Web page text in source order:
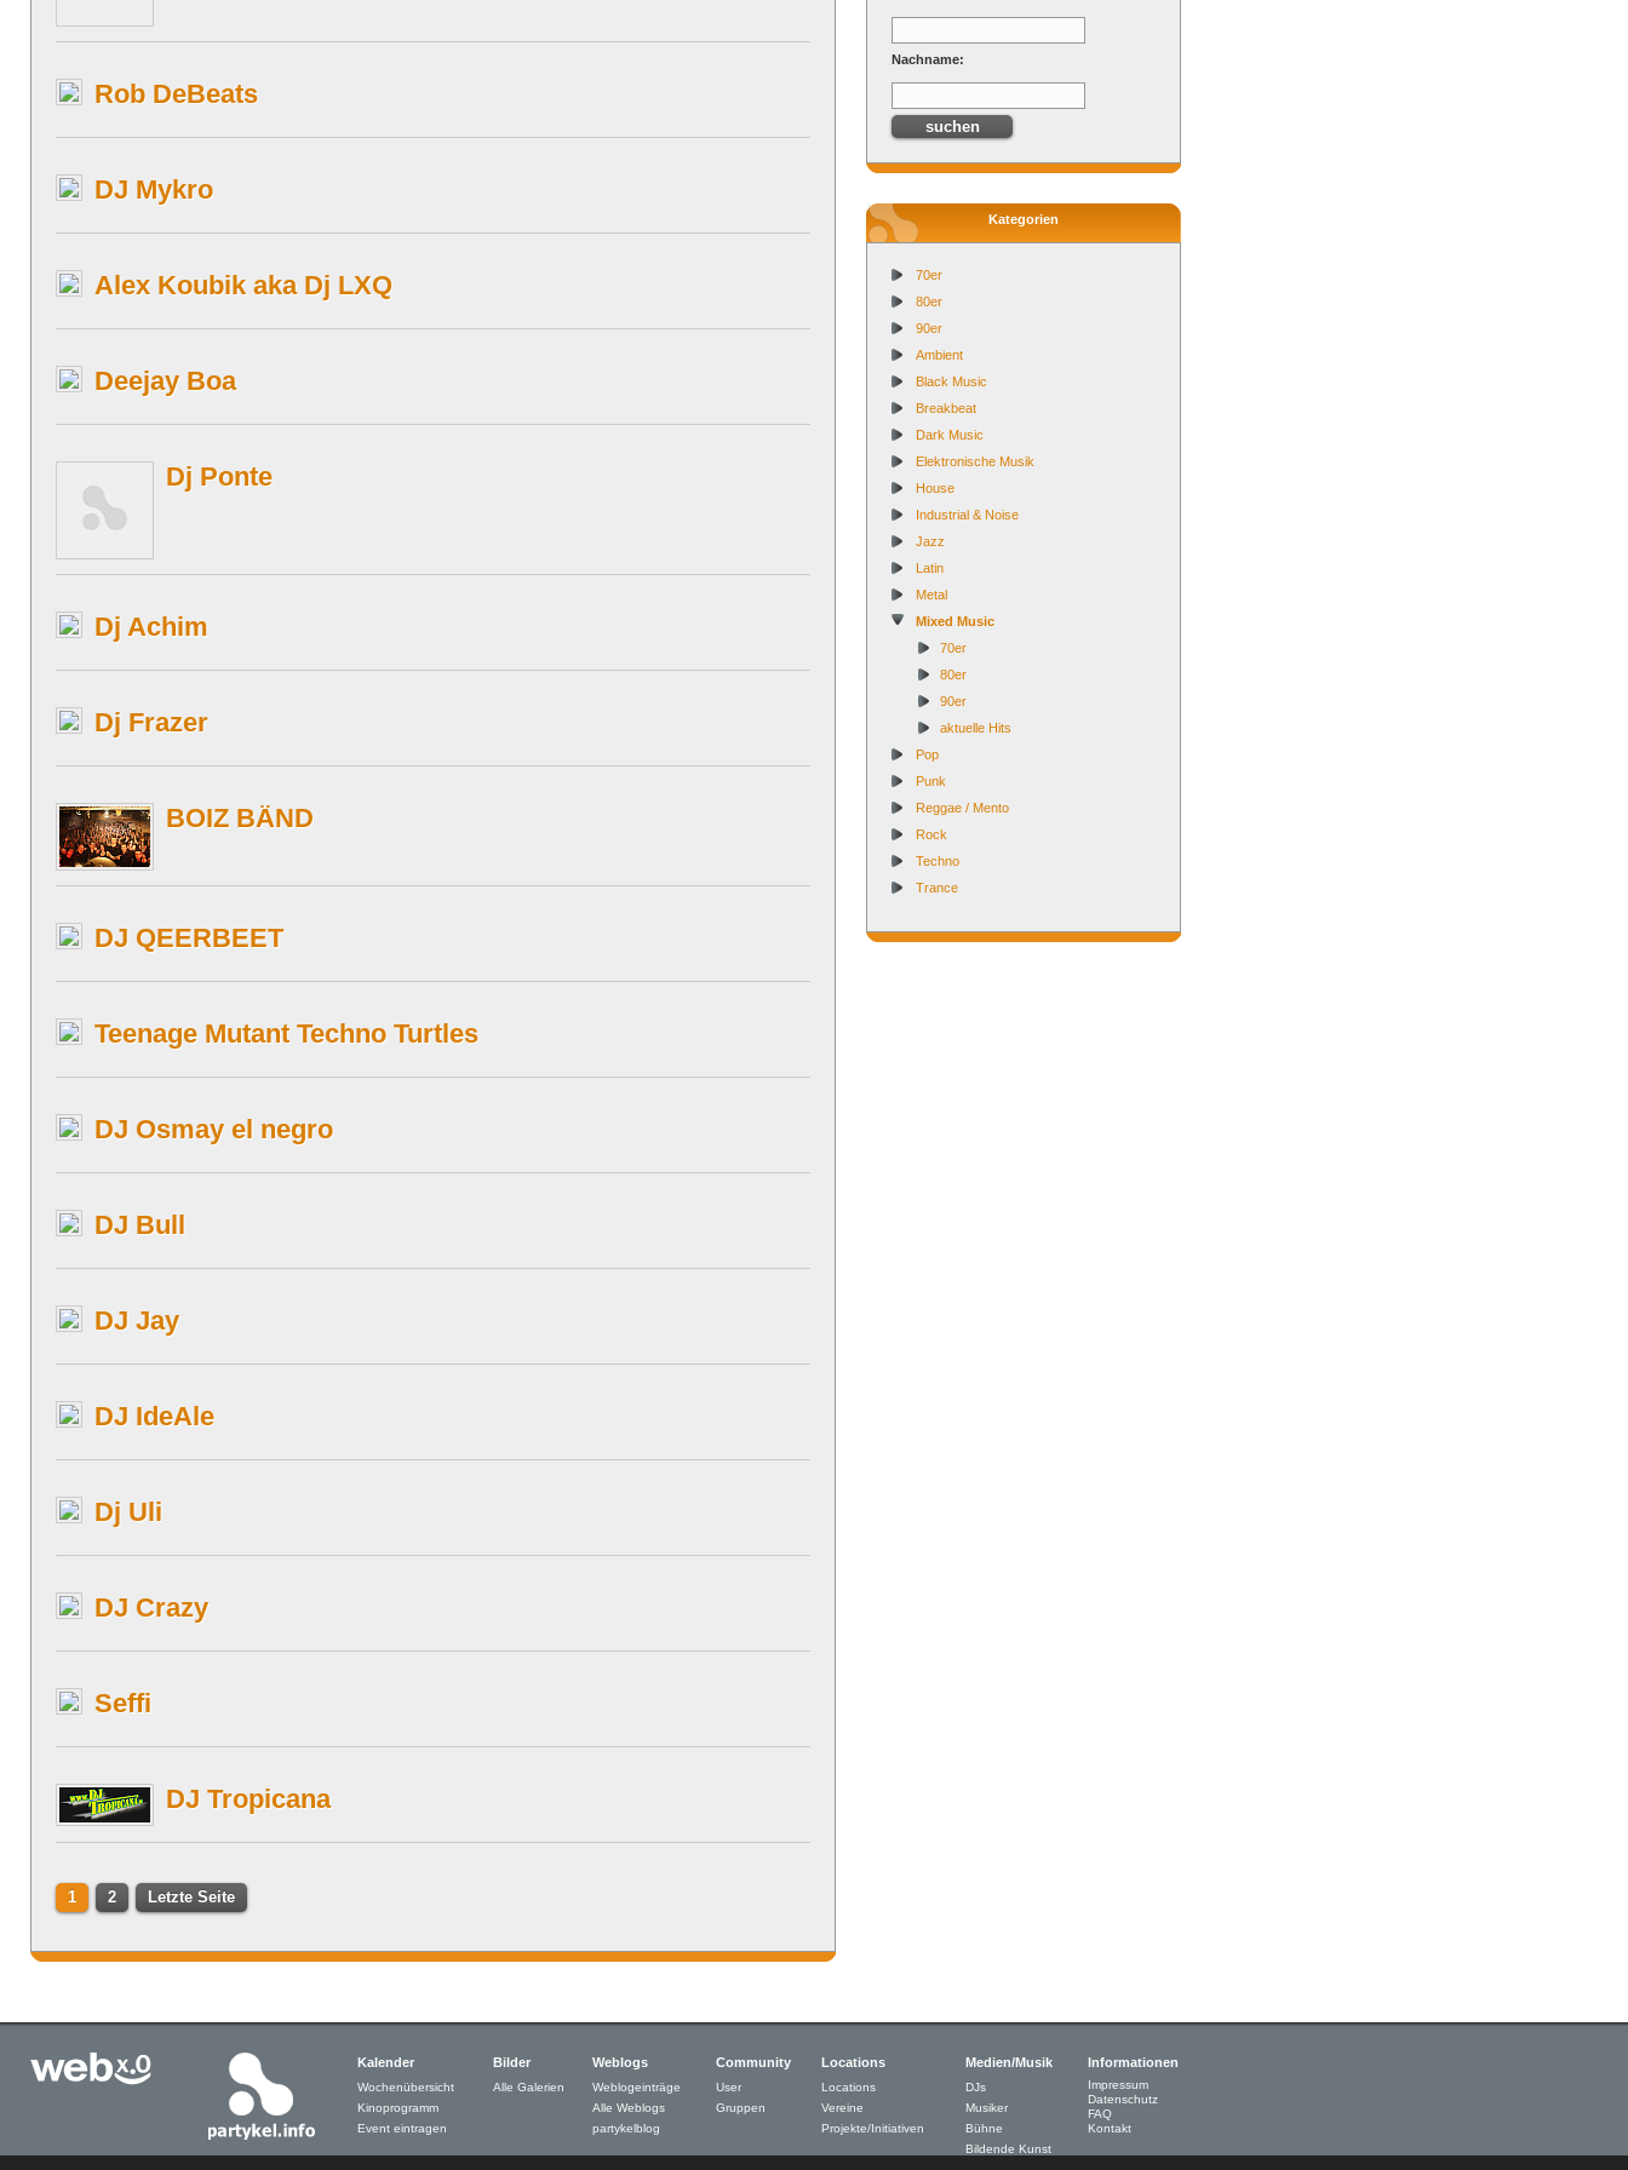
Rob DeBeats
DJ Mykro
Alex Koubik aka Dj LXQ
Deejay Boa
Dj Ponte
Dj Achim
Dj Frazer
BOIZ BÄND
DJ QEERBEET
Teenage Mutant Techno Turtles
DJ Osmay el negro
DJ Bull
DJ Jay
DJ IdeAle
Dj Uli
DJ Crazy
Seffi
DJ Tropicana
1 2 Letzte Seite
Nachname:
Kategorien
70er
80er
90er
Ambient
Black Music
Breakbeat
Dark Music
Elektronische Musik
House
Industrial & Noise
Jazz
Latin
Metal
Mixed Music
70er
80er
90er
aktuelle Hits
Pop
Punk
Reggae / Mento
Rock
Techno
Trance
Kalender
Wochenübersicht
Kinoprogramm
Event eintragen
Bilder
Alle Galerien
Weblogs
Weblogeinträge
Alle Weblogs
partykelblog
Community
User
Gruppen
Locations
Locations
Vereine
Projekte/Initiativen
Medien/Musik
DJs
Musiker
Bühne
Bildende Kunst
Informationen
Impressum
Datenschutz
FAQ
Kontakt